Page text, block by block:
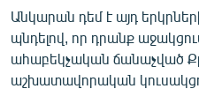
Անկարան դեմ է այդ
պնդելով, որ դրանք
ահաբեկչական ճանաչված
աշխատավորական